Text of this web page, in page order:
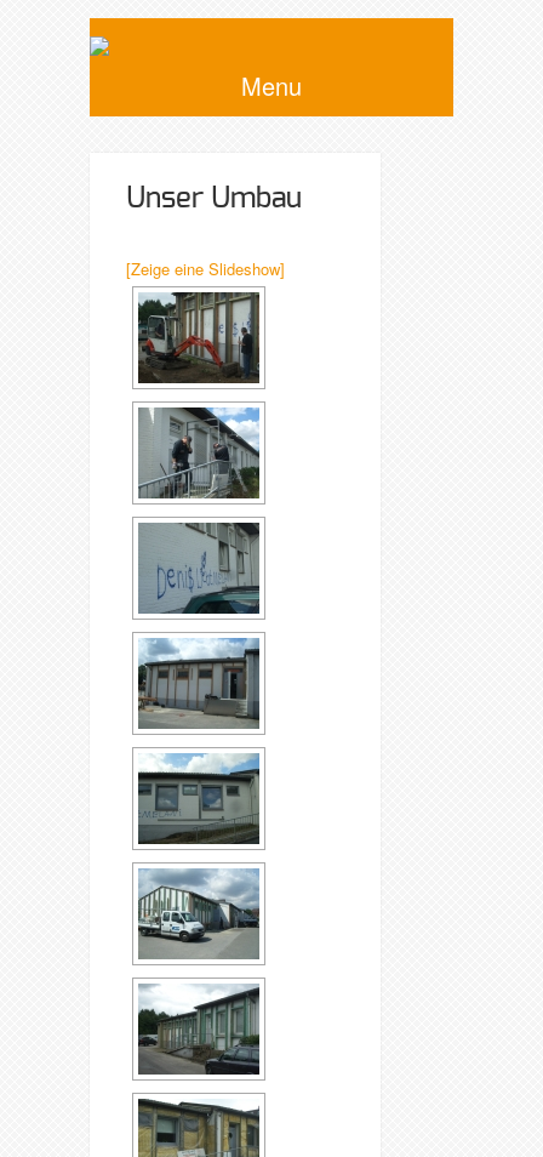
Menu
Unser Umbau
[Zeige eine Slideshow]